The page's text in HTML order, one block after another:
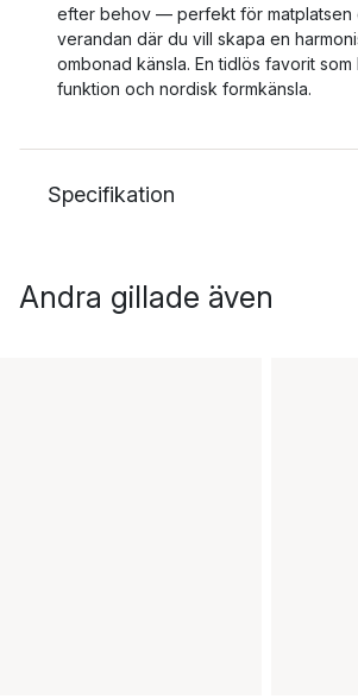
efter behov — perfekt för matplatsen
verandan där du vill skapa en
ombonad känsla. En tidlös favorit
funktion och nordisk formkänsla.
Specifikation
Andra gillade även